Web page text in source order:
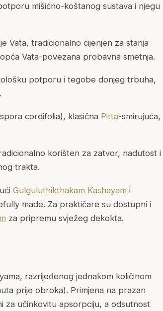
mišićno-koštanog sustava i njegu
Vata, tradicionalno cijenjen za stanja
Vata-povezana probavna smetnja.
potporu i tegobe donjeg trbuha,
cordifolia), klasična Pitta-smirujuća,
korišten za zatvor, nadutost i
trakta.
Gulguluthikthakam Kashayam i
made. Za praktičare su dostupni i
za pripremu svježeg dekokta.
razrijeđenog jednakom količinom
prije obroka). Primjena na prazan
za učinkovitu apsorpciju, a odsutnost